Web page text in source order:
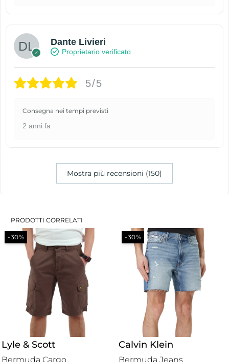
Dante Livieri
Proprietario verificato
5/5
Consegna nei tempi previsti
2 anni fa
Mostra più recensioni (150)
PRODOTTI CORRELATI
-30%
Lyle & Scott
Bermuda Cargo
-30%
Calvin Klein
Bermuda Jeans